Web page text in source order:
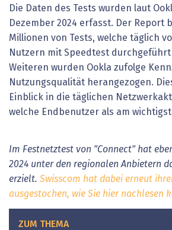
Die Daten des Tests wurden laut
Dezember 2024 erfasst. Der Report
Millionen von Tests, welche täglich
Nutzern mit Speedtest durchgeführt
Weiteren wurden Ookla zufolge
Nutzungsqualität herangezogen.
Einblick in die täglichen
welche Endbenutzer als am
Im Festnetztest von "Connect" hat
2024 unter den regionalen Anbietern
erzielt. Swisscom hat dabei erneut
ausgestochen, wie Sie hier nachlesen
ZUM THEMA